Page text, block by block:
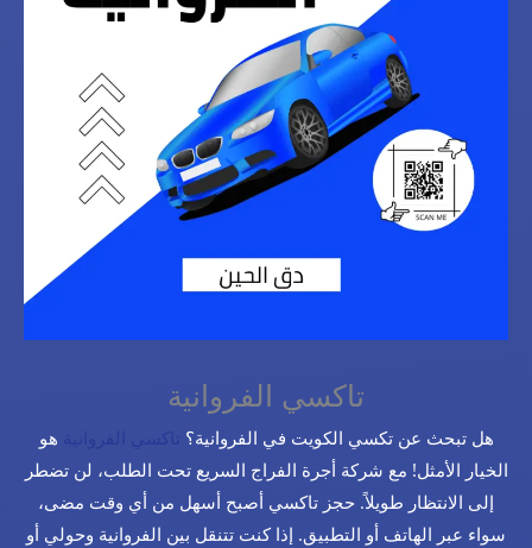
تاكسي الفروانية
هل تبحث عن تكسي الكويت في الفروانية؟
هو
الخيار الأمثل! مع شركة أجرة الفراج السريع تحت الطلب، لن تضطر
إلى الانتظار طويلاً. حجز تاكسي أصبح أسهل من أي وقت مضى،
سواء عبر الهاتف أو التطبيق. إذا كنت تتنقل بين الفروانية وحولي أو